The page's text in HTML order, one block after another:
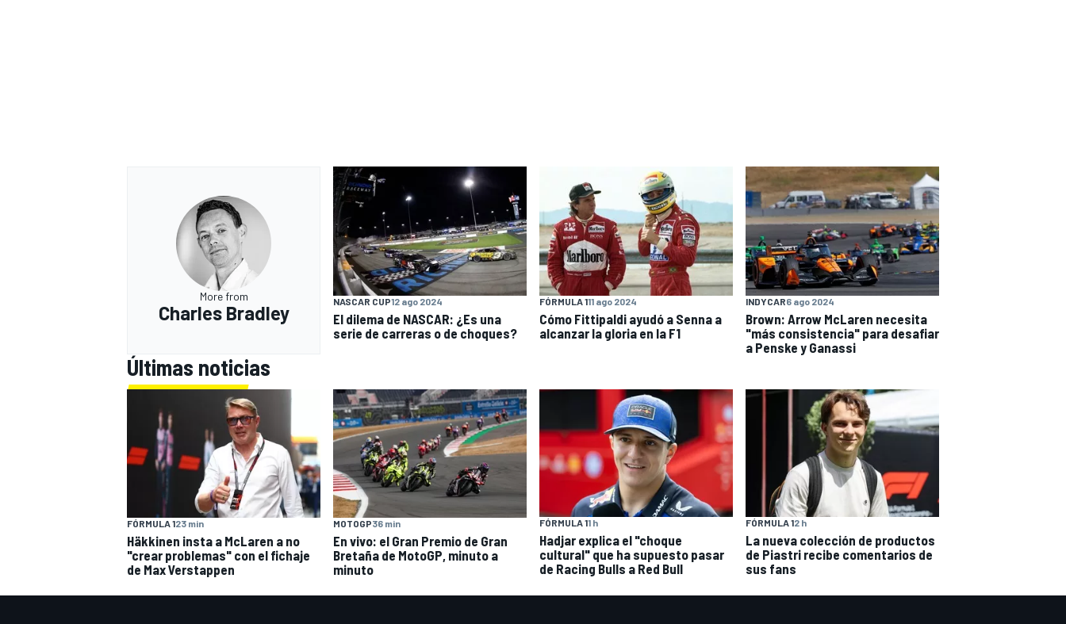
More from
Charles Bradley
NASCAR CUP12 ago 2024
El dilema de NASCAR: ¿Es una
serie de carreras o de choques?
FÓRMULA 111 ago 2024
Cómo Fittipaldi ayudó a Senna a
alcanzar la gloria en la F1
INDYCAR6 ago 2024
Brown: Arrow McLaren necesita
"más consistencia" para desafiar
a Penske y Ganassi
Últimas noticias
FÓRMULA 123 min
Häkkinen insta a McLaren a no
"crear problemas" con el fichaje
de Max Verstappen
MOTOGP36 min
En vivo: el Gran Premio de Gran
Bretaña de MotoGP, minuto a
minuto
FÓRMULA 11 h
Hadjar explica el "choque
cultural" que ha supuesto pasar
de Racing Bulls a Red Bull
FÓRMULA 12 h
La nueva colección de productos
de Piastri recibe comentarios de
sus fans